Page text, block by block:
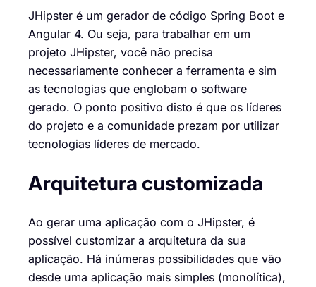
JHipster é um gerador de código Spring Boot e
Angular 4. Ou seja, para trabalhar em um
projeto JHipster, você não precisa
necessariamente conhecer a ferramenta e sim
as tecnologias que englobam o software
gerado. O ponto positivo disto é que os líderes
do projeto e a comunidade prezam por utilizar
tecnologias líderes de mercado.
Arquitetura customizada
Ao gerar uma aplicação com o JHipster, é
possível customizar a arquitetura da sua
aplicação. Há inúmeras possibilidades que vão
desde uma aplicação mais simples (monolítica),